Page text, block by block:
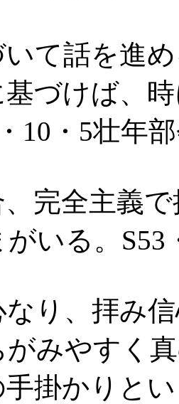
て話を進
基づけば、
10・5壮年
完全主義
いる。S53
り、拝み
がみやすく
掛かりと